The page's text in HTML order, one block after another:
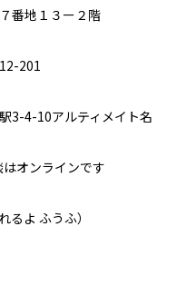
番地１３ー２階
201
3-4-10アルティメイト名
オンラインです
よ ふうふ）